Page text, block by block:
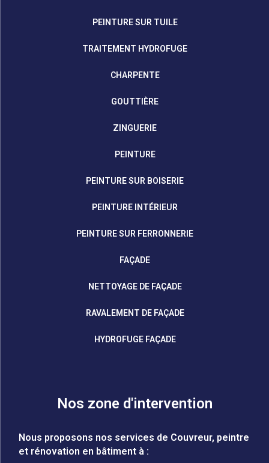
PEINTURE SUR TUILE
TRAITEMENT HYDROFUGE
CHARPENTE
GOUTTIÈRE
ZINGUERIE
PEINTURE
PEINTURE SUR BOISERIE
PEINTURE INTÉRIEUR
PEINTURE SUR FERRONNERIE
FAÇADE
NETTOYAGE DE FAÇADE
RAVALEMENT DE FAÇADE
HYDROFUGE FAÇADE
Nos zone d'intervention
Nous proposons nos services de Couvreur, peintre
et rénovation en bâtiment à :